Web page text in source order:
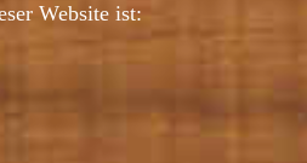
Website ist: